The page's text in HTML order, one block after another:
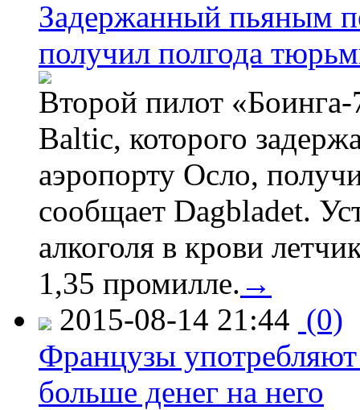
Задержанный пьяным
получил полгода
Второй пилот
Baltic, которого
аэропорту Осло,
сообщает Dagbladet.
алкоголя в крови
1,35 промилле. →
2015-08-14 21:44 (0)
Французы
больше денег на него